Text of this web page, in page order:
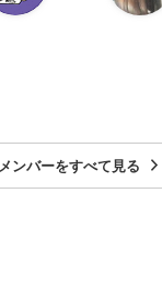
メンバーをすべて見る